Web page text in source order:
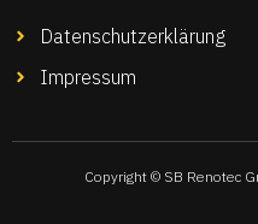
Datenschutzerklärung
Impressum
Copyright © SB Renotec